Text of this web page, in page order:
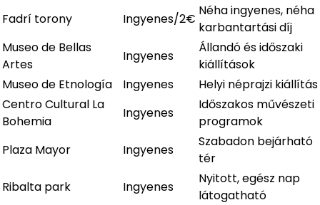
Fadrí torony
Ingyenes/2€
Néha ingyenes, néha
karbantartási díj
Museo de Bellas
Artes
Ingyenes
Állandó és időszaki
kiállítások
Museo de Etnología
Ingyenes
Helyi néprajzi kiállítás
Centro Cultural La
Bohemia
Ingyenes
Időszakos művészeti
programok
Plaza Mayor
Ingyenes
Szabadon bejárható
tér
Ribalta park
Ingyenes
Nyitott, egész nap
látogatható